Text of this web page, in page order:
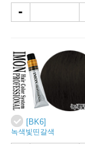
-
[BK6]
녹색빛띤갈색